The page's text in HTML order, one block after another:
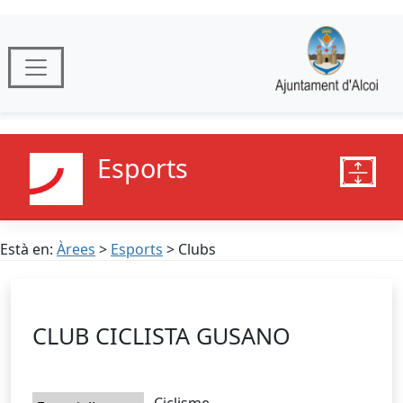
Esports
Està en: Àrees > Esports > Clubs
CLUB CICLISTA GUSANO